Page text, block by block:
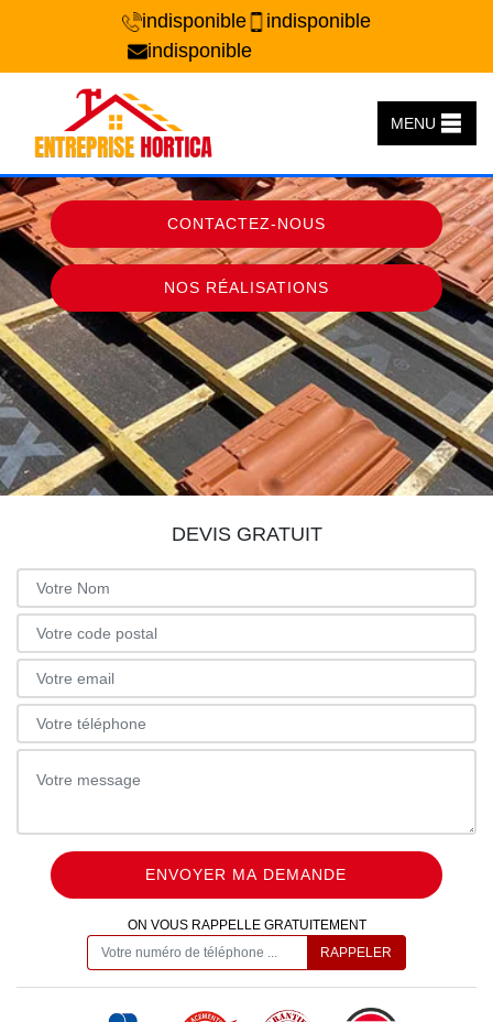
indisponible
indisponible
indisponible
MENU
CONTACTEZ-NOUS
NOS RÉALISATIONS
DEVIS GRATUIT
ON VOUS RAPPELLE GRATUITEMENT